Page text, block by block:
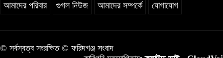
আমাদের পরিবার গুগল নিউজ আমাদের সম্পর্কে যোগাযোগ
© সর্বস্বত্ব সংরক্ষিত © ফরিদগঞ্জ সংবাদ